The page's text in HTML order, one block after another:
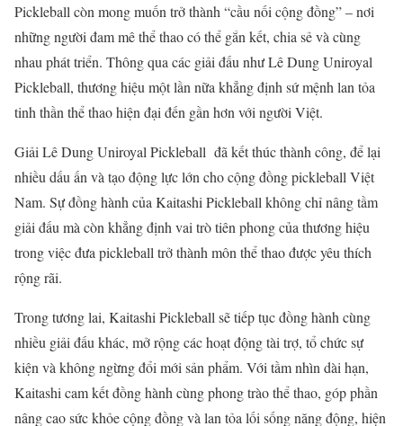
Pickleball còn mong muốn trở thành “cầu nối cộng đồng” – nơi
những người đam mê thể thao có thể gắn kết, chia sẻ và cùng
nhau phát triển. Thông qua các giải đấu như Lê Dung Uniroyal
Pickleball, thương hiệu một lần nữa khẳng định sứ mệnh lan tỏa
tinh thần thể thao hiện đại đến gần hơn với người Việt.
Giải Lê Dung Uniroyal Pickleball đã kết thúc thành công, để lại
nhiều dấu ấn và tạo động lực lớn cho cộng đồng pickleball Việt
Nam. Sự đồng hành của Kaitashi Pickleball không chỉ nâng tầm
giải đấu mà còn khẳng định vai trò tiên phong của thương hiệu
trong việc đưa pickleball trở thành môn thể thao được yêu thích
rộng rãi.
Trong tương lai, Kaitashi Pickleball sẽ tiếp tục đồng hành cùng
nhiều giải đấu khác, mở rộng các hoạt động tài trợ, tổ chức sự
kiện và không ngừng đổi mới sản phẩm. Với tầm nhìn dài hạn,
Kaitashi cam kết đồng hành cùng phong trào thể thao, góp phần
nâng cao sức khỏe cộng đồng và lan tỏa lối sống năng động, hiện